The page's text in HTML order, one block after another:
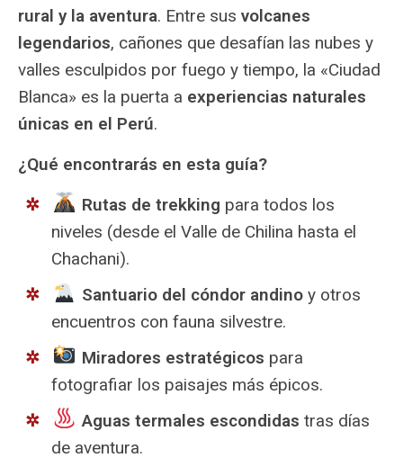
rural y la aventura. Entre sus volcanes
legendarios, cañones que desafían las nubes y
valles esculpidos por fuego y tiempo, la «Ciudad
Blanca» es la puerta a experiencias naturales
únicas en el Perú.
¿Qué encontrarás en esta guía?
Rutas de trekking para todos los
niveles (desde el Valle de Chilina hasta el
Chachani).
Santuario del cóndor andinoy otros
encuentros con fauna silvestre.
Miradores estratégicos para
fotografiar los paisajes más épicos.
️Aguas termales escondidas tras días
de aventura.